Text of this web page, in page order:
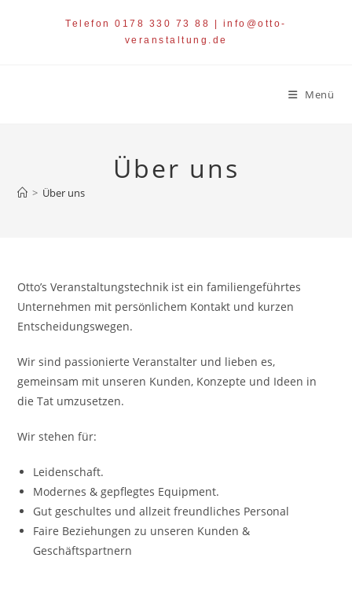
Telefon 0178 330 73 88 | info@otto-
veranstaltung.de
Menü
Über uns
> Über uns
Otto’s Veranstaltungstechnik ist ein familiengeführtes
Unternehmen mit persönlichem Kontakt und kurzen
Entscheidungswegen.
Wir sind passionierte Veranstalter und lieben es,
gemeinsam mit unseren Kunden, Konzepte und Ideen in
die Tat umzusetzen.
Wir stehen für:
Leidenschaft.
Modernes & gepflegtes Equipment.
Gut geschultes und allzeit freundliches Personal
Faire Beziehungen zu unseren Kunden &
Geschäftspartnern